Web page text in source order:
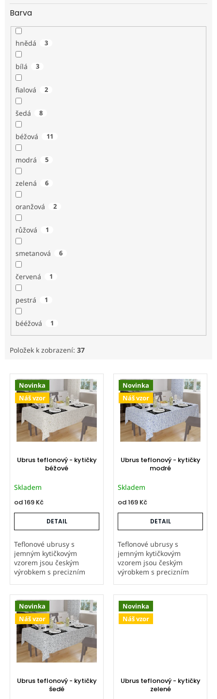
Barva
hnědá 3
bílá 3
fialová 2
šedá 8
béžová 11
modrá 5
zelená 6
oranžová 2
růžová 1
smetanová 6
červená 1
pestrá 1
bééžová 1
Položek k zobrazení: 37
V
Novinka
Náš vzor
Ubrus teflonový - kytičky
béžové
Skladem
od169 Kč
DETAIL
Teflonové ubrusy s
jemným kytičkovým
vzorem jsou českým
výrobkem s precizním
v naší firmě, což zaručuje
vysokou kvalitu. Teflonová
úprava odpuzuje...
Novinka
Náš vzor
Ubrus teflonový - kytičky
modré
Skladem
od169 Kč
DETAIL
Teflonové ubrusy s
jemným kytičkovým
vzorem jsou českým
výrobkem s precizním
v naší firmě, což zaručuje
vysokou kvalitu. Teflonová
úprava odpuzuje...
Novinka
Náš vzor
Ubrus teflonový - kytičky
šedé
Novinka
Náš vzor
Ubrus teflonový - kytičky
zelené